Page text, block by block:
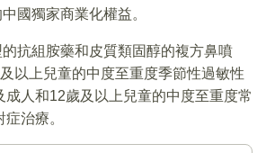
國獨家商業化權益。
抗組胺藥和皮質類固醇的複方鼻噴
以上兒童的中度至重度季節性過敏性
成人和12歲及以上兒童的中度至重度常
治療。